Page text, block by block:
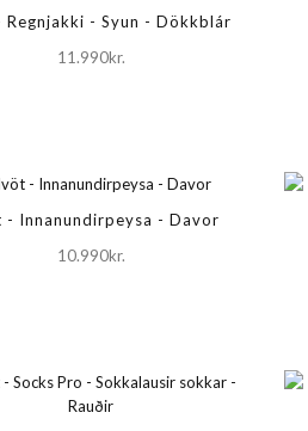
Regnjakki - Syun - Dökkblár
11.990kr.
- Innanundirpeysa - Davor
10.990kr.